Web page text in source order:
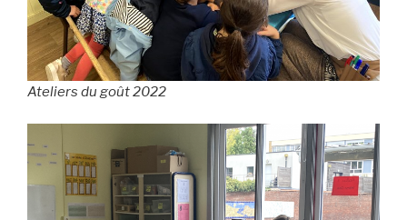
Ateliers du goût 2022